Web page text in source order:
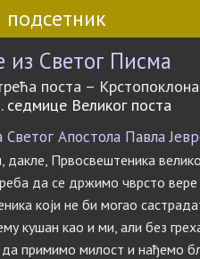
из Светог Писма
поста – Крстопоклона
Великог поста
Светог Апостола Павла
дакле, Првосвештеника
да се држимо чврсто
који не би могао
кушан као и ми, али без
примимо милост и нађемо